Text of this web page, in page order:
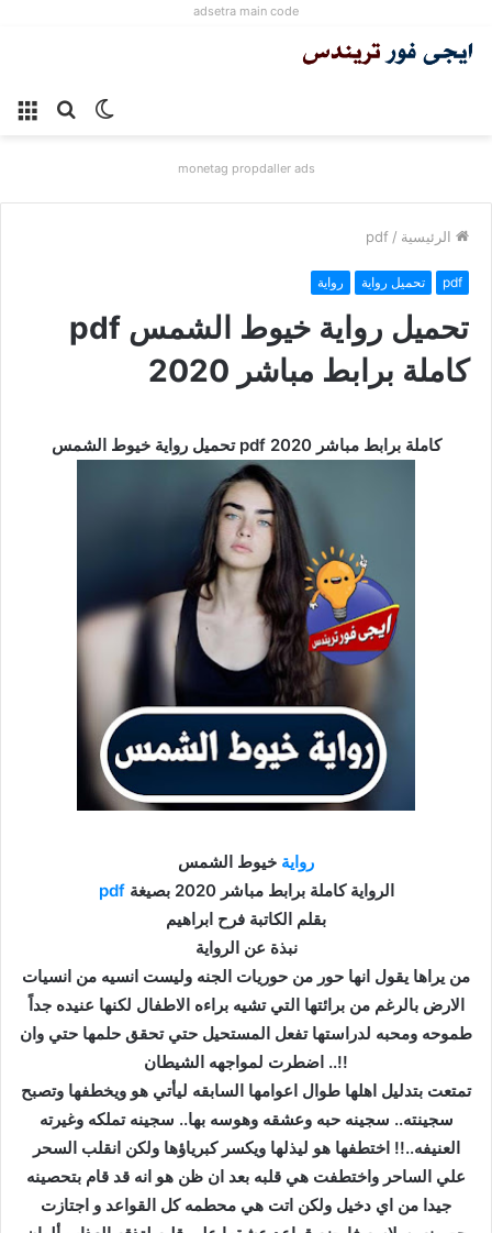
adsetra main code
بحث الوضع
monetag propdaller ads
الرئيسية /
pdf
pdf تحميل رواية رواية
تحميل رواية خيوط الشمس pdf
كاملة برابط مباشر 2020
تحميل رواية خيوط الشمس pdf كاملة برابط مباشر 2020
رواية خيوط الشمس
pdf
الرواية كاملة برابط مباشر 2020 بصيغة
بقلم الكاتبة فرح ابراهيم
نبذة عن الرواية
من يراها يقول انها حور من حوريات الجنه وليست انسيه من انسيات
الارض بالرغم من برائتها التي تشيه براءه الاطفال لكنها عنيده جداً
طموحه ومحبه لدراستها تفعل المستحيل حتي تحقق حلمها حتي وان
اضطرت لمواجهه الشيطان ..!!
تمتعت بتدليل اهلها طوال اعوامها السابقه ليأتي هو ويخطفها وتصبح
سجينته.. سجينه حبه وعشقه وهوسه بها.. سجينه تملكه وغيرته
العنيفه..!! اختطفها هو ليذلها ويكسر كبرياؤها ولكن انقلب السحر
علي الساحر واختطفت هي قلبه بعد ان ظن هو انه قد قام بتحصينه
جيدا من اي دخيل ولكن اتت هي محطمه كل القواعد و اجتازت